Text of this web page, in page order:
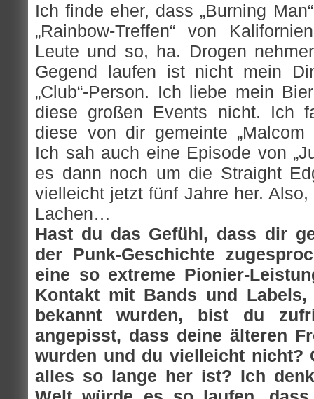
Ich finde eher, dass „Burning
„Rainbow-Treffen“ von
Leute und so, ha. Drogen
Gegend laufen ist nicht mein
„Club“-Person. Ich liebe mein
diese großen Events nicht. Ich
diese von dir gemeinte „Malcom
Ich sah auch eine Episode von
es dann noch um die Straight
vielleicht jetzt fünf Jahre her.
Lachen…
Hast du das Gefühl, dass dir
der Punk-Geschichte
eine so extreme Pionier-
Kontakt mit Bands und
bekannt wurden, bist du
angepisst, dass deine älteren
wurden und du vielleicht nicht?
alles so lange her ist? Ich